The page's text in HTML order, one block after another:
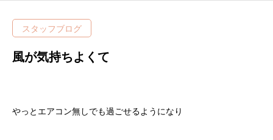
スタッフブログ
風が気持ちよくて
やっとエアコン無しでも過ごせるようになり